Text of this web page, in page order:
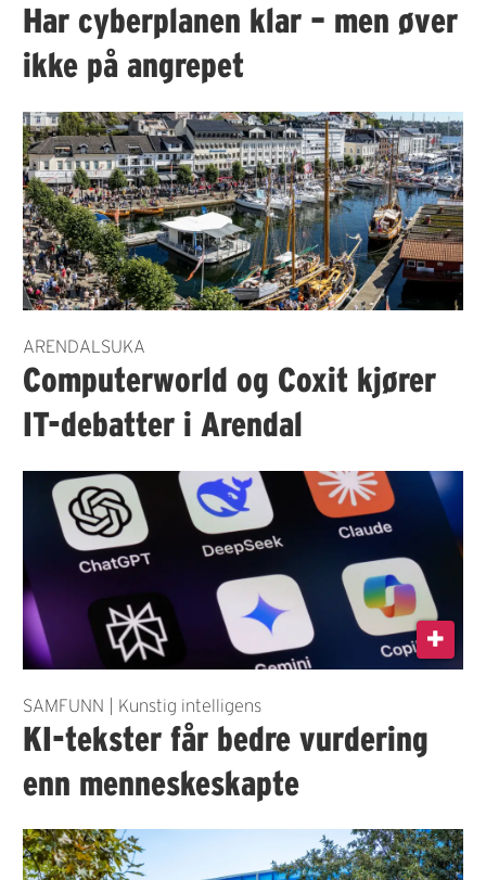
Har cyberplanen klar – men øver
ikke på angrepet
ARENDALSUKA
Computerworld og Coxit kjører
IT-debatter i Arendal
SAMFUNN | Kunstig intelligens
KI-tekster får bedre vurdering
enn menneskeskapte